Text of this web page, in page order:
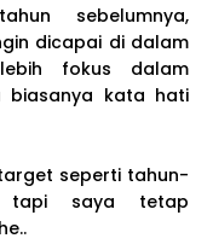
sebelumnya,
dicapai di dalam
fokus dalam
biasanya kata hati
seperti tahun-
tapi saya tetap